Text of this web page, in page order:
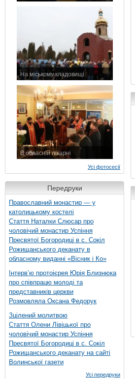
На міському кладовищі
В обласній лікарні
Усі фотосесії
Передруки
Православний монастир — у
католицькому костелі
Стаття Наталки Слюсар про
чоловічий монастир Успіння
Пресвятої Богородиці в с. Сокіл
Рожищанського деканату в
обласному виданні «Вісник і Ко»
Інтерв’ю протоієрея Юрія Близнюка
про співпрацю молоді та
представників церкви
Розмовляла Оксана Федорук
Зцілений молитвою
Стаття Олени Лівіцької про
чоловічий монастир Успіння
Пресвятої Богородиці в с. Сокіл
Рожищанського деканату на сайті
Волинської газети
Усі передруки